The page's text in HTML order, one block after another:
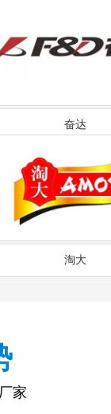
奋达
淘大
家